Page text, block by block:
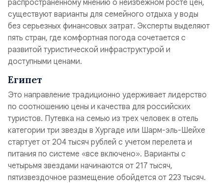
распространенному мнению о неизбежном росте цен,
существуют варианты для семейного отдыха у воды
без серьезных финансовых затрат. Эксперты выделяют
пять стран, где комфортная погода сочетается с
развитой туристической инфраструктурой и
доступными ценами.
Египет
Это направление традиционно удерживает лидерство
по соотношению цены и качества для российских
туристов. Путевка на семью из трех человек в отель
категории три звезды в Хургаде или Шарм-эль-Шейхе
стартует от 204 тысяч рублей с учетом перелета и
питания по системе «все включено». Варианты с
четырьмя звездами начинаются от 217 тысяч,
пятизвездочное размещение обойдется от 223 тысяч.